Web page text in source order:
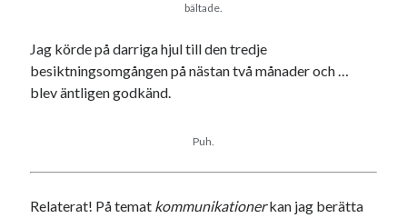
bältade.
Jag körde på darriga hjul till den tredje
besiktningsomgången på nästan två månader och …
blev äntligen godkänd.
Puh.
Relaterat! På temat kommunikationerkan jag berätta